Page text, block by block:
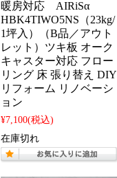
暖房対応 AIRiSα
HBK4TIWO5NS（23kg/
1坪入）（B品／アウト
レット）ツキ板 オーク
キャスター対応 フロー
リング 床 張り替え DIY
リフォーム リノベーシ
ョン
¥7,100(税込)
在庫切れ